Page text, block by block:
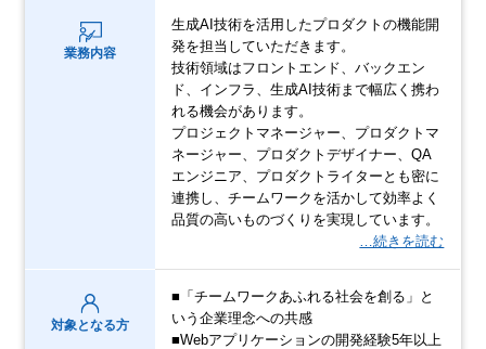
業務内容
生成AI技術を活用したプロダクトの機能開
発を担当していただきます。
技術領域はフロントエンド、バックエン
ド、インフラ、生成AI技術まで幅広く携わ
れる機会があります。
プロジェクトマネージャー、プロダクトマ
ネージャー、プロダクトデザイナー、QA
エンジニア、プロダクトライターとも密に
連携し、チームワークを活かして効率よく
品質の高いものづくりを実現しています。
…続きを読む
対象となる方
■「チームワークあふれる社会を創る」と
いう企業理念への共感
■Webアプリケーションの開発経験5年以上